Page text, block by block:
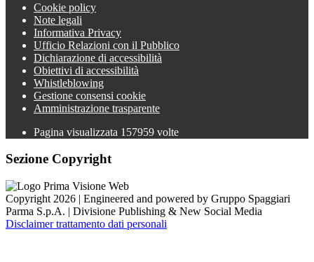
Cookie policy
Note legali
Informativa Privacy
Ufficio Relazioni con il Pubblico
Dichiarazione di accessibilità
Obiettivi di accessibilità
Whistleblowing
Gestione consensi cookie
Amministrazione trasparente
Pagina visualizzata 157959 volte
Sezione Copyright
Copyright 2026 | Engineered and powered by Gruppo Spaggiari
Parma S.p.A. | Divisione Publishing & New Social Media
Disclaimer trattamento dati personali